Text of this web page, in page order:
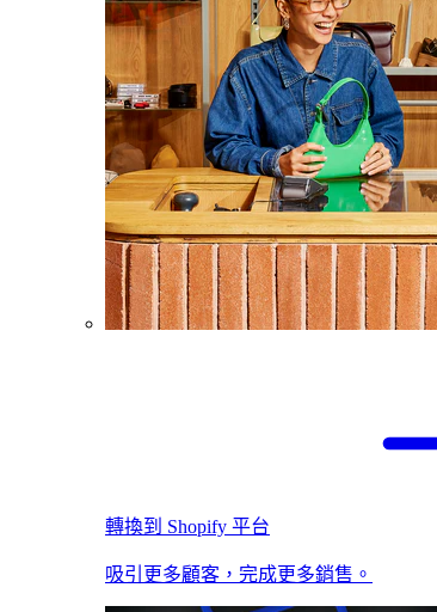
轉換到 Shopify 平台
吸引更多顧客，完成更多銷售。